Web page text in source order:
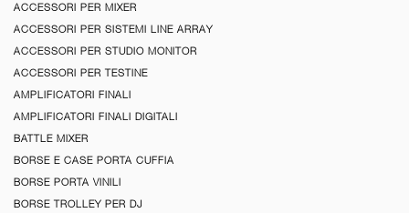
ACCESSORI PER MIXER
ACCESSORI PER SISTEMI LINE ARRAY
ACCESSORI PER STUDIO MONITOR
ACCESSORI PER TESTINE
AMPLIFICATORI FINALI
AMPLIFICATORI FINALI DIGITALI
BATTLE MIXER
BORSE E CASE PORTA CUFFIA
BORSE PORTA VINILI
BORSE TROLLEY PER DJ